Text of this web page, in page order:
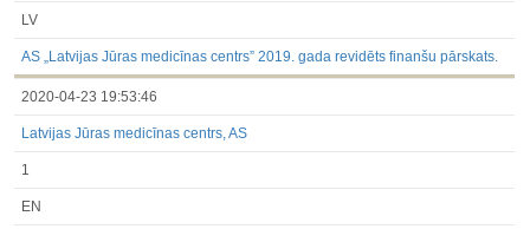
LV
AS „Latvijas Jūras medicīnas centrs” 2019. gada revidēts finanšu pārskats.
2020-04-23 19:53:46
Latvijas Jūras medicīnas centrs, AS
1
EN